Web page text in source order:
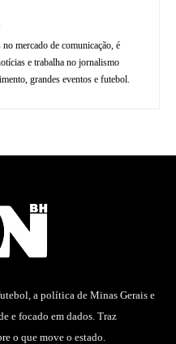
mercado de comunicação, é
e trabalha no jornalismo
grandes eventos e futebol.
a política de Minas Gerais e
e focado em dados. Traz
o que move o estado.